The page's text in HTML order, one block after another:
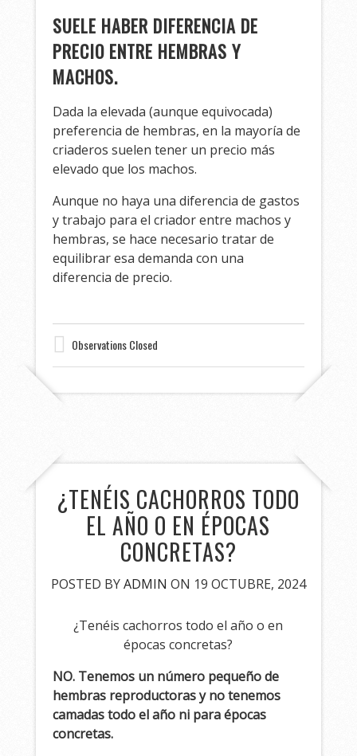
SUELE HABER DIFERENCIA DE
PRECIO ENTRE HEMBRAS Y
MACHOS.
Dada la elevada (aunque equivocada)
preferencia de hembras, en la mayoría de
criaderos suelen tener un precio más
elevado que los machos.
Aunque no haya una diferencia de gastos
y trabajo para el criador entre machos y
hembras, se hace necesario tratar de
equilibrar esa demanda con una
diferencia de precio.
Observations Closed
¿TENÉIS CACHORROS TODO
EL AÑO O EN ÉPOCAS
CONCRETAS?
POSTED BYADMIN ON 19 OCTUBRE, 2024
¿Tenéis cachorros todo el año o en
épocas concretas?
NO. Tenemos un número pequeño de
hembras reproductoras y no tenemos
camadas todo el año ni para épocas
concretas.